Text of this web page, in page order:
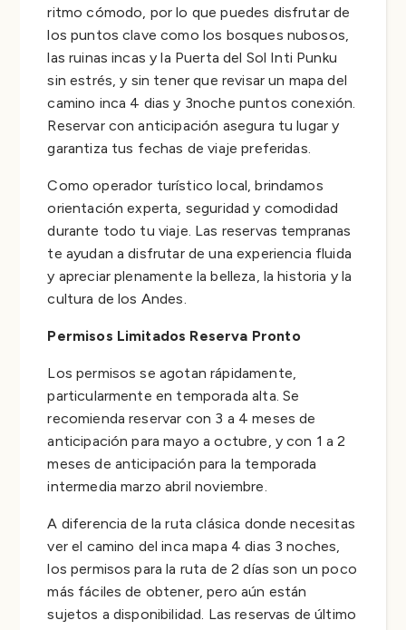
ritmo cómodo, por lo que puedes disfrutar de
los puntos clave como los bosques nubosos,
las ruinas incas y la Puerta del Sol Inti Punku
sin estrés, y sin tener que revisar un mapa del
camino inca 4 dias y 3noche puntos conexión.
Reservar con anticipación asegura tu lugar y
garantiza tus fechas de viaje preferidas.
Como operador turístico local, brindamos
orientación experta, seguridad y comodidad
durante todo tu viaje. Las reservas tempranas
te ayudan a disfrutar de una experiencia fluida
y apreciar plenamente la belleza, la historia y la
cultura de los Andes.
Permisos Limitados Reserva Pronto
Los permisos se agotan rápidamente,
particularmente en temporada alta. Se
recomienda reservar con 3 a 4 meses de
anticipación para mayo a octubre, y con 1 a 2
meses de anticipación para la temporada
intermedia marzo abril noviembre.
A diferencia de la ruta clásica donde necesitas
ver el camino del inca mapa 4 dias 3 noches,
los permisos para la ruta de 2 días son un poco
más fáciles de obtener, pero aún están
sujetos a disponibilidad. Las reservas de último